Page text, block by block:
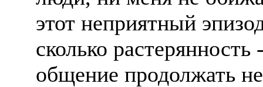
этот неприятный
сколько
общение продолжать